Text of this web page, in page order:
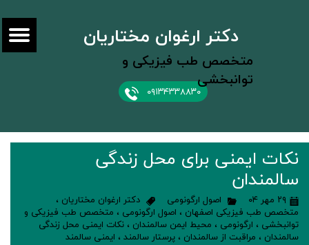
۰۹۱۳۴۳۳۸۸۳۰
دکتر ارغوان مختاریان
متخصص طب فیزیکی و
توانبخشی
نکات ایمنی برای محل زندگی
سالمندان
۲۹ مهر ۰۴ اصول ارگونومی دکتر ارغوان مختاریان ،
متخصص طب فیزیکی اصفهان ، اصول ارگونومی ، متخصص طب فیزیکی و
توانبخشی ، ارگونومی ، محیط ایمن سالمندان ، نکات ایمنی محل زندگی
سالمندان ، مراقبت از سالمندان ، پرستار سالمند ، ایمنی سالمند